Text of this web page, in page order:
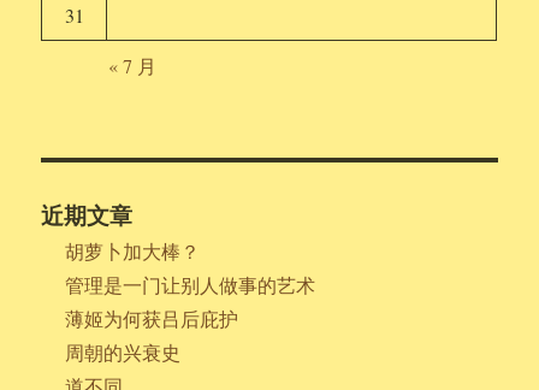
31
« 7 月
近期文章
胡萝卜加大棒？
管理是一门让别人做事的艺术
薄姬为何获吕后庇护
周朝的兴衰史